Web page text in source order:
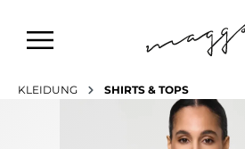
KLEIDUNG SHIRTS & TOPS